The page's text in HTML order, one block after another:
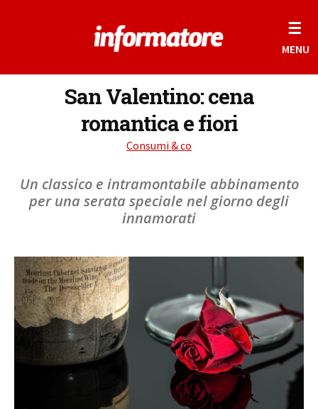
☰
MENU
San Valentino: cena
romantica e fiori
Consumi & co
Un classico e intramontabile abbinamento
per una serata speciale nel giorno degli
innamorati